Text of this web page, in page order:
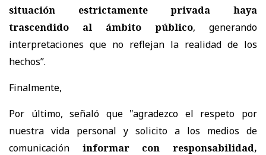
situación estrictamente privada haya
trascendido al ámbito público, generando
interpretaciones que no reflejan la realidad de los
hechos”.
Finalmente,
Por último, señaló que "agradezco el respeto por
nuestra vida personal y solicito a los medios de
comunicación informar con responsabilidad,